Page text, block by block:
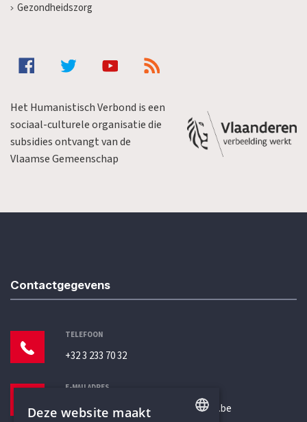
Gezondheidszorg
Het Humanistisch Verbond is een
sociaal-culturele organisatie die
subsidies ontvangt van de
Vlaamse Gemeenschap
Contactgegevens
TELEFOON
+32 3 233 70 32
E-MAILADRES
secretariaat@humanistischverbond.be
Deze website maakt